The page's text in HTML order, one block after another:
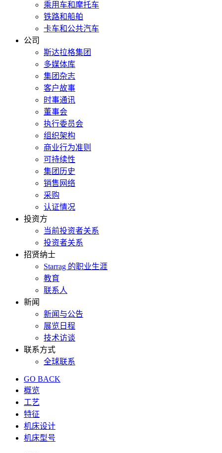
乘用车和摩托车
铁路和船舶
卡车和公共汽车
公司
斯达拉格集团
多媒体库
集团杂志
客户故事
时事通讯
董事会
执行委员会
组织架构
商业行为准则
可持续性
集团历史
销售网络
采购
认证情况
投资方
当前投资者关系
投资者关系
招贤纳士
Starrag 的职业生涯
教育
联系人
新闻
新闻与公告
展览日程
技术访谈
联系方式
全球联系
GO BACK
概览
工艺
特征
机床设计
机床型号